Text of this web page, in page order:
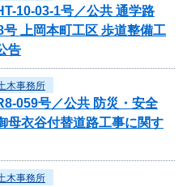
10-03-1号／公共 通学路
上岡本町工区 歩道整備工
告
木事務所
059号／公共 防災・安全
母衣谷付替道路工事に関す
木事務所